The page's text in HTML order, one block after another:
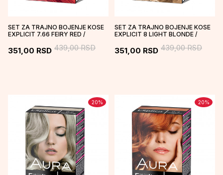
SET ZA TRAJNO BOJENJE KOSE
EXPLICIT 7.66 FEIRY RED /
351,00 RSD 439,00RSD
SET ZA TRAJNO BOJENJE KOSE
EXPLICIT 8 LIGHT BLONDE /
351,00 RSD 439,00RSD
20% 20%